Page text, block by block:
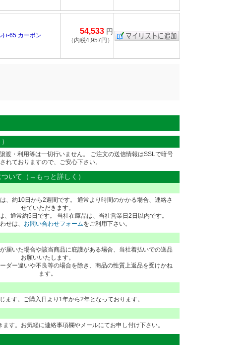
) i-65 カーボン 54,533 円
（内税4,957円）
渡・利用等は一切行いません。 ご注文の送信情報はSSLで暗号
れておりますので、ご安心下さい。
いて （→もっと詳しく）
、約10日から2週間です。 通常より時間のかかる場合、連絡さ
せていただきます。
、通常約5日です。 当社在庫品は、当社営業日2日以内です。
せは、
お問い合わせフォームをご利用下さい。
届いた場合や該当商品に庇護がある場合、当社着払いでの送品
お願いいたします。
ダー違いや不良等の場合を除き、商品の性質上返品を受けかね
ます。
ます。ご購入日より1年から2年となっております。
す。お気軽に連絡事項欄やメールにてお申し付け下さい。